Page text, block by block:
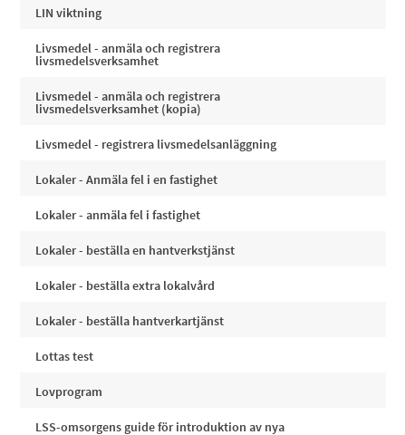
LIN viktning
Livsmedel - anmäla och registrera
livsmedelsverksamhet
Livsmedel - anmäla och registrera
livsmedelsverksamhet (kopia)
Livsmedel - registrera livsmedelsanläggning
Lokaler - Anmäla fel i en fastighet
Lokaler - anmäla fel i fastighet
Lokaler - beställa en hantverkstjänst
Lokaler - beställa extra lokalvård
Lokaler - beställa hantverkartjänst
Lottas test
Lovprogram
LSS-omsorgens guide för introduktion av nya